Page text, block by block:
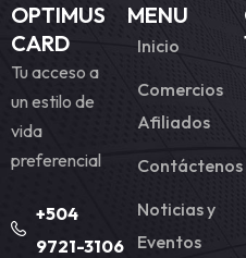
OPTIMUS
CARD
Tu acceso a
un estilo de
vida
preferencial
+504
9721-3106
MENU
Inicio
Comercios
Afiliados
Contáctenos
Noticias y
Eventos